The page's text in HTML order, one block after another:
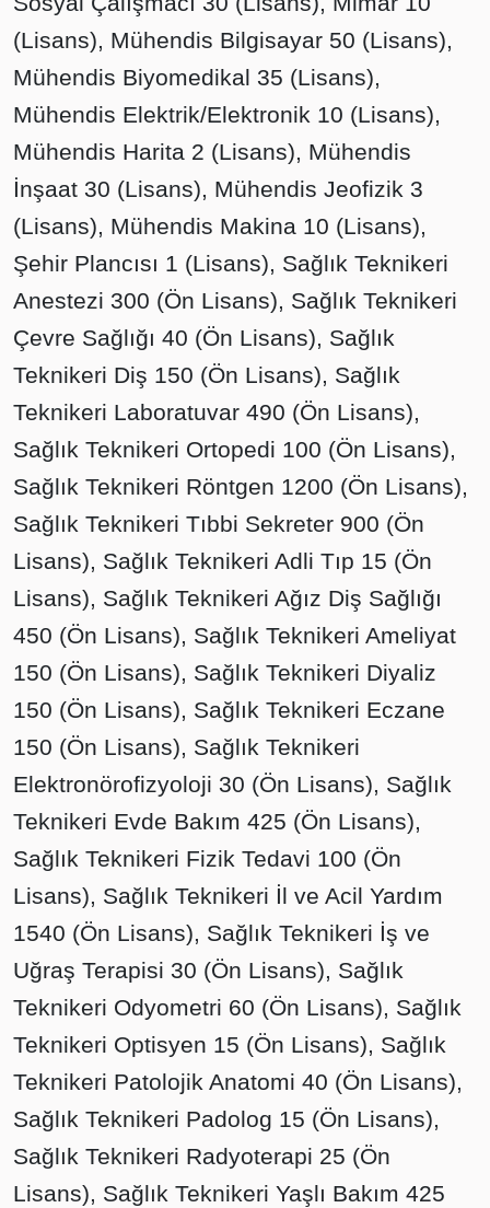
(Lisans), Mühendis Bilgisayar 50 (Lisans),
Mühendis Biyomedikal 35 (Lisans),
Mühendis Elektrik/Elektronik 10 (Lisans),
Mühendis Harita 2 (Lisans), Mühendis
İnşaat 30 (Lisans), Mühendis Jeofizik 3
(Lisans), Mühendis Makina 10 (Lisans),
Şehir Plancısı 1 (Lisans), Sağlık Teknikeri
Anestezi 300 (Ön Lisans), Sağlık Teknikeri
Çevre Sağlığı 40 (Ön Lisans), Sağlık
Teknikeri Diş 150 (Ön Lisans), Sağlık
Teknikeri Laboratuvar 490 (Ön Lisans),
Sağlık Teknikeri Ortopedi 100 (Ön Lisans),
Sağlık Teknikeri Röntgen 1200 (Ön Lisans),
Sağlık Teknikeri Tıbbi Sekreter 900 (Ön
Lisans), Sağlık Teknikeri Adli Tıp 15 (Ön
Lisans), Sağlık Teknikeri Ağız Diş Sağlığı
450 (Ön Lisans), Sağlık Teknikeri Ameliyat
150 (Ön Lisans), Sağlık Teknikeri Diyaliz
150 (Ön Lisans), Sağlık Teknikeri Eczane
150 (Ön Lisans), Sağlık Teknikeri
Elektronörofizyoloji 30 (Ön Lisans), Sağlık
Teknikeri Evde Bakım 425 (Ön Lisans),
Sağlık Teknikeri Fizik Tedavi 100 (Ön
Lisans), Sağlık Teknikeri İl ve Acil Yardım
1540 (Ön Lisans), Sağlık Teknikeri İş ve
Uğraş Terapisi 30 (Ön Lisans), Sağlık
Teknikeri Odyometri 60 (Ön Lisans), Sağlık
Teknikeri Optisyen 15 (Ön Lisans), Sağlık
Teknikeri Patolojik Anatomi 40 (Ön Lisans),
Sağlık Teknikeri Padolog 15 (Ön Lisans),
Sağlık Teknikeri Radyoterapi 25 (Ön
Lisans), Sağlık Teknikeri Yaşlı Bakım 425